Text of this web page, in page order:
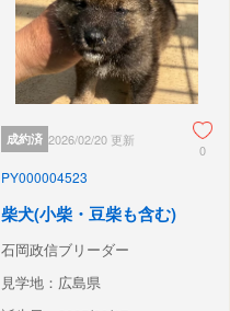
成約済 2026/02/20 更新
0
PY000004523
柴犬(小柴・豆柴も含む)
石岡政信ブリーダー
見学地：広島県